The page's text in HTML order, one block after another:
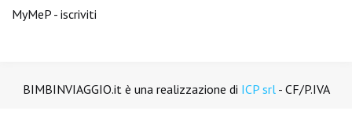
MyMeP - iscriviti
BIMBINVIAGGIO.it è una realizzazione di ICP srl- CF/P.IVA